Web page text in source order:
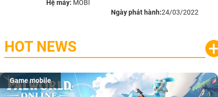
Hệ máy: MOBI
Ngày phát hành:24/03/2022
HOT NEWS
Game mobile